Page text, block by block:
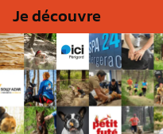
Je découvre